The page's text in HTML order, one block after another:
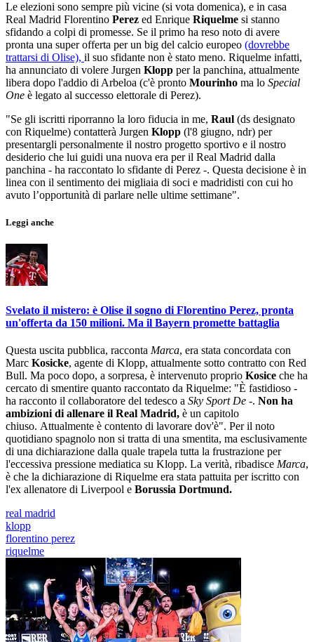
Le elezioni sono sempre più vicine (si vota domenica), e in casa
Real Madrid Florentino Perez ed Enrique Riquelme si stanno
sfidando a colpi di promesse. Se il primo ha reso noto di avere
pronta una super offerta per un big del calcio europeo (dovrebbe
trattarsi di Olise), il suo sfidante non è stato meno. Riquelme infatti,
ha annunciato di volere Jurgen Klopp per la panchina, attualmente
libera dopo l'addio di Arbeloa (c'è pronto Mourinho ma lo Special
One è legato al successo elettorale di Perez).
"Se gli iscritti riporranno la loro fiducia in me, Raul (ds designato
con Riquelme) contatterà Jurgen Klopp (l'8 giugno, ndr) per
presentargli personalmente il nostro progetto sportivo e il nostro
desiderio che lui guidi una nuova era per il Real Madrid dalla
panchina - ha raccontato lo sfidante di Perez -. Questa decisione è in
linea con il sentimento dei migliaia di soci e madridisti con cui ho
avuto l’opportunità di parlare nelle ultime settimane".
Leggi anche
Svelato il mistero: è Olise il sogno di Florentino Perez, pronta
un'offerta da 150 milioni. Ma il Bayern promette battaglia
Questa uscita pubblica, racconta Marca, era stata concordata con
Marc Kosicke, agente di Klopp, attualmente sotto contratto con Red
Bull. Ma poco dopo, a sorpresa, è intervenuto proprio Kosice che ha
cercato di smentire quanto raccontato da Riquelme: "È fastidioso -
ha racconto il collaboratore del tedesco a Sky Sport De -. Non ha
ambizioni di allenare il Real Madrid, è un capitolo
chiuso. Attualmente è contento di lavorare dov'è". Per il noto
quotidiano spagnolo non si tratta di una smentita, ma esclusivamente
di una dichiarazione dalla quale trapela tutta la frustrazione per
l'eccessiva pressione mediatica su Klopp. La verità, ribadisce Marca,
è che la dichiarazione di Riquelme era stata pattuita per iscritto con
l'ex allenatore di Liverpool e Borussia Dortmund.
real madrid
klopp
florentino perez
riquelme